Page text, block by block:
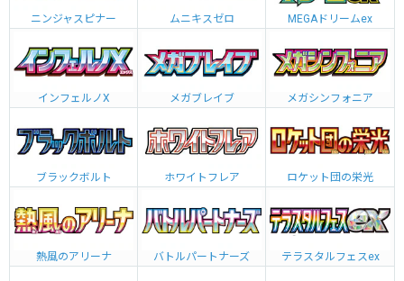
ニンジャスピナー ムニキスゼロ MEGAドリームex
インフェルノX メガブレイブ メガシンフォニア
ブラックボルト ホワイトフレア ロケット団の栄光
熱風のアリーナ バトルパートナーズ テラスタルフェスex